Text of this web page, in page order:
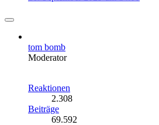
tom bomb
Moderator
Reaktionen
2.308
Beiträge
69.592